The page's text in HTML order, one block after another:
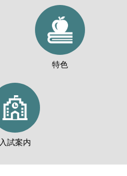
特色
入試案内